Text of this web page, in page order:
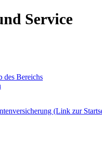
Service
des Bereichs